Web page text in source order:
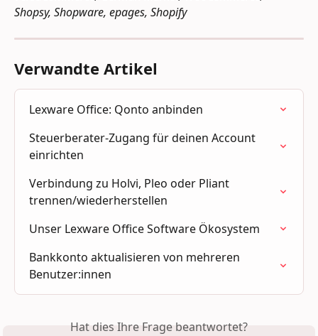
Shopsy, Shopware, epages, Shopify
Verwandte Artikel
Lexware Office: Qonto anbinden
Steuerberater-Zugang für deinen Account
einrichten
Verbindung zu Holvi, Pleo oder Pliant
trennen/wiederherstellen
Unser Lexware Office Software Ökosystem
Bankkonto aktualisieren von mehreren
Benutzer:innen
Hat dies Ihre Frage beantwortet?